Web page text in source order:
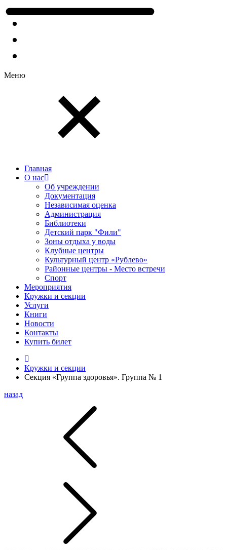
Меню
Главная
О нас
Об учреждении
Документация
Независимая оценка
Администрация
Библиотеки
Детский парк "Фили"
Зоны отдыха у воды
Клубные центры
Культурный центр «Рублево»
Районные центры - Место встречи
Спорт
Мероприятия
Кружки и секции
Услуги
Книги
Новости
Контакты
Купить билет
Кружки и секции
Секция «Группа здоровья». Группа № 1
назад